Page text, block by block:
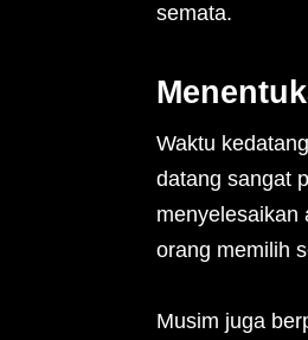
semata.
Waktu
datang sangat
menyelesaikan
orang memilih
Musim juga